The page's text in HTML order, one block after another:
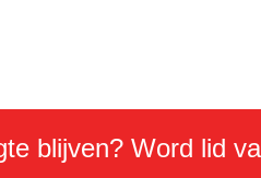
blijven? Word lid